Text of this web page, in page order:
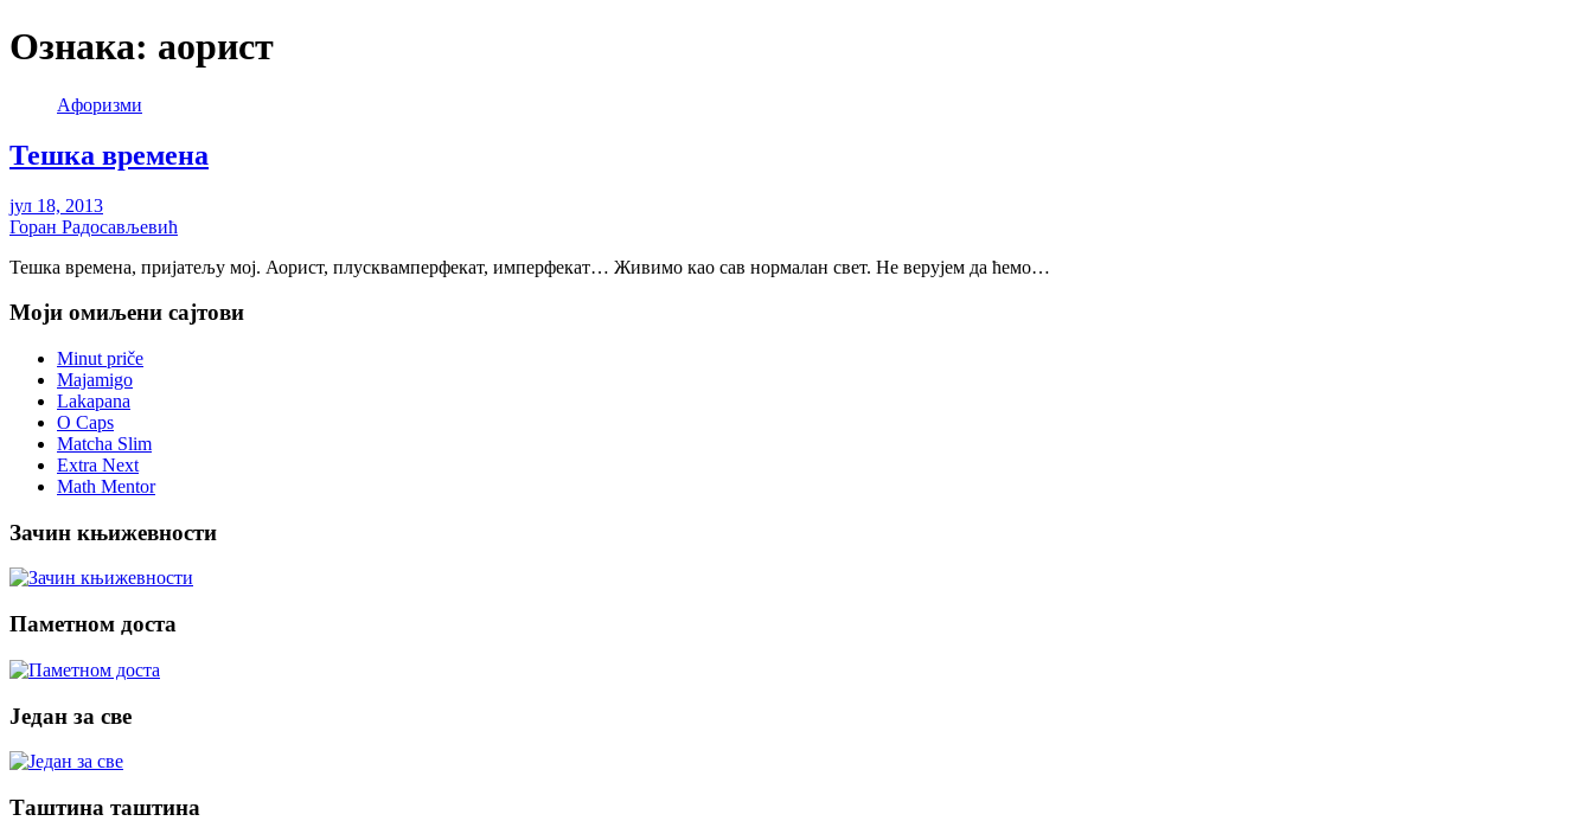
Ознака: аорист
Aфоризми
Тешка времена
јул 18, 2013
Горан Радосављевић
Тешка времена, пријатељу мој. Аорист, плусквамперфекат, имперфекат… Живимо као сав нормалан свет. Не верујем да ћемо…
Моји омиљени сајтови
Minut priče
Majamigo
Lakapana
O Caps
Matcha Slim
Extra Next
Math Mentor
Зачин књижевности
Паметном доста
Један за све
Таштина таштина